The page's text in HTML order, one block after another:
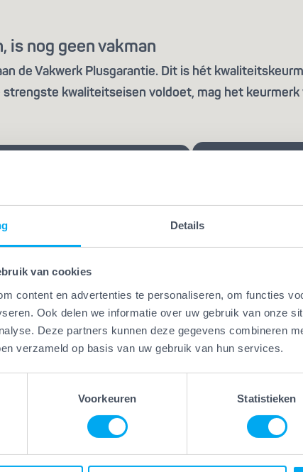
Details
van cookies
content en advertenties te personaliseren, om functies
Ook delen we informatie over uw gebruik van onze
Deze partners kunnen deze gegevens combineren
verzameld op basis van uw gebruik van hun services.
Voorkeuren Statistieken
is nog geen vakman
de Vakwerk Plusgarantie. Dit is hét
kwaliteitseisen voldoet, mag het
Plus
Vakwerk Plus-bedrijven werken
die hun vak verstaan.
gecertificeerd en/of
jaren praktijkervaring. Geen
Vakwerk
Vakwerk Plus-
leveren kwaliteit
jarenlange
werk kies je voor
zekerheid. Want